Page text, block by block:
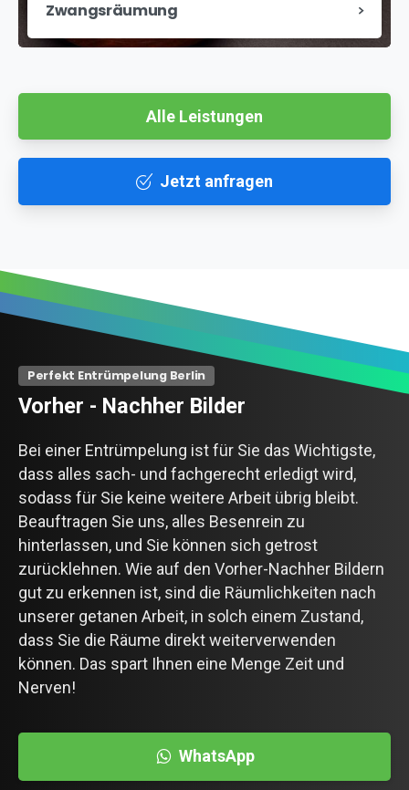
Zwangsräumung
Alle Leistungen
Jetzt anfragen
Perfekt Entrümpelung Berlin
Vorher - Nachher Bilder
Bei einer Entrümpelung ist für Sie das Wichtigste,
dass alles sach- und fachgerecht erledigt wird,
sodass für Sie keine weitere Arbeit übrig bleibt.
Beauftragen Sie uns, alles Besenrein zu
hinterlassen, und Sie können sich getrost
zurücklehnen. Wie auf den Vorher-Nachher Bildern
gut zu erkennen ist, sind die Räumlichkeiten nach
unserer getanen Arbeit, in solch einem Zustand,
dass Sie die Räume direkt weiterverwenden
können. Das spart Ihnen eine Menge Zeit und
Nerven!
WhatsApp